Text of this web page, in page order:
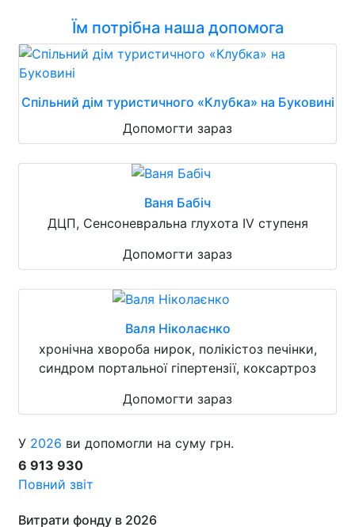
Їм потрібна наша допомога
Спільний дім туристичного «Клубка» на Буковині
Допомогти зараз
Ваня Бабіч
ДЦП, Сенсоневральна глухота IV ступеня
Допомогти зараз
Валя Ніколаєнко
хронічна хвороба нирок, полікістоз печінки,
синдром портальної гіпертензії, коксартроз
Допомогти зараз
У 2026 ви допомогли на суму грн.
6 913 930
Повний звіт
Витрати фонду в 2026